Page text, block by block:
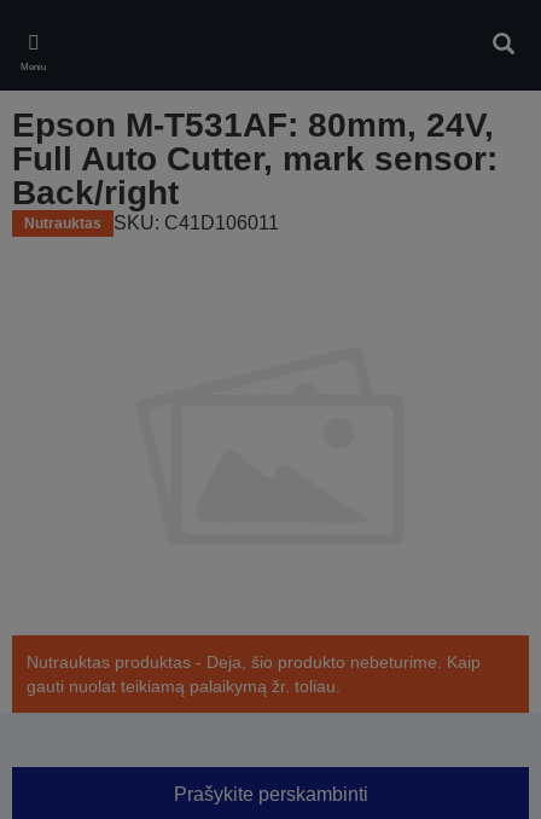
main
content
Meniu
Epson M-T531AF: 80mm, 24V,
Full Auto Cutter, mark sensor:
Back/right
Nutrauktas SKU: C41D106011
Nutrauktas produktas - Deja, šio produkto nebeturime. Kaip
gauti nuolat teikiamą palaikymą žr. toliau.
Prašykite perskambinti